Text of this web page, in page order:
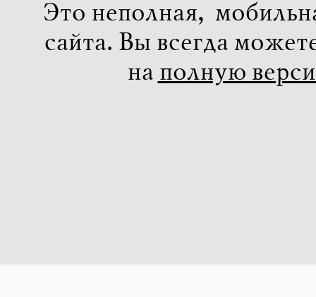
Это неполная,
сайта. Вы всегда
на полную